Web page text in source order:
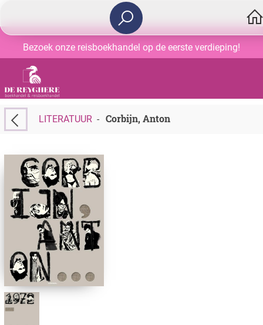
Bezoek onze reisboekhandel op de eerste verdieping!
LITERATUUR- Corbijn, Anton